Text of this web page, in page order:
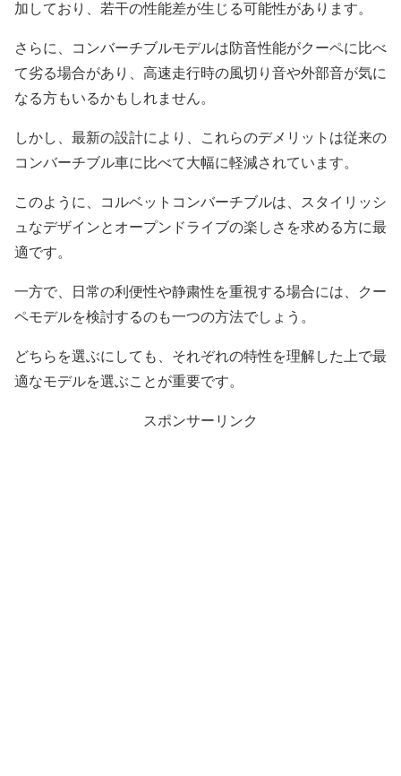
加しており、若干の性能差が生じる可能性があります。
さらに、コンバーチブルモデルは防音性能がクーペに比べ
て劣る場合があり、高速走行時の風切り音や外部音が気に
なる方もいるかもしれません。
しかし、最新の設計により、これらのデメリットは従来の
コンバーチブル車に比べて大幅に軽減されています。
このように、コルベットコンバーチブルは、スタイリッシ
ュなデザインとオープンドライブの楽しさを求める方に最
適です。
一方で、日常の利便性や静粛性を重視する場合には、クー
ペモデルを検討するのも一つの方法でしょう。
どちらを選ぶにしても、それぞれの特性を理解した上で最
適なモデルを選ぶことが重要です。
スポンサーリンク